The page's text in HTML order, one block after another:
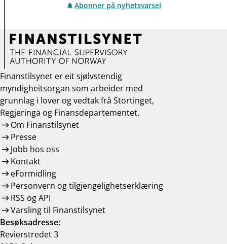
Abonner på nyhetsvarsel
Finanstilsynet er eit sjølvstendig
myndigheitsorgan som arbeider med
grunnlag i lover og vedtak frå Stortinget,
Regjeringa og Finansdepartementet.
Om Finanstilsynet
Presse
Jobb hos oss
Kontakt
eFormidling
Personvern og tilgjengelighetserklæring
RSS og API
Varsling til Finanstilsynet
Besøksadresse:
Revierstredet 3